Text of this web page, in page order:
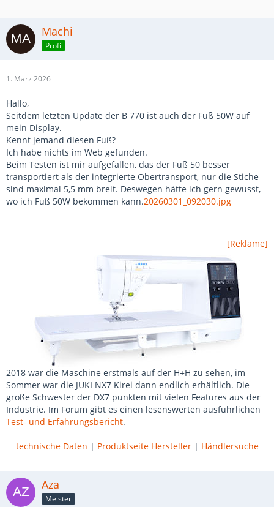
Machi
Profi
1. März 2026
Hallo,
Seitdem letzten Update der B 770 ist auch der Fuß 50W auf
mein Display.
Kennt jemand diesen Fuß?
Ich habe nichts im Web gefunden.
Beim Testen ist mir aufgefallen, das der Fuß 50 besser
transportiert als der integrierte Obertransport, nur die Stiche
sind maximal 5,5 mm breit. Deswegen hätte ich gern gewusst,
wo ich Fuß 50W bekommen kann.20260301_092030.jpg
[Reklame]
2018 war die Maschine erstmals auf der H+H zu sehen, im
Sommer war die JUKI NX7 Kirei dann endlich erhältlich. Die
große Schwester der DX7 punkten mit vielen Features aus der
Industrie. Im Forum gibt es einen lesenswerten ausführlichen
Test- und Erfahrungsbericht.
technische Daten | Produktseite Hersteller| Händlersuche
Aza
Meister